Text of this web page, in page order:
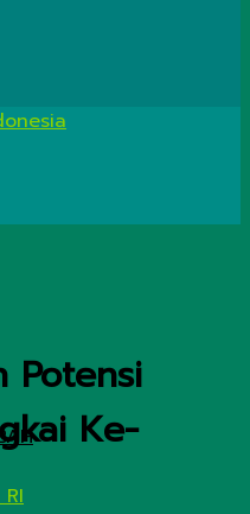
Potensi
Ke-